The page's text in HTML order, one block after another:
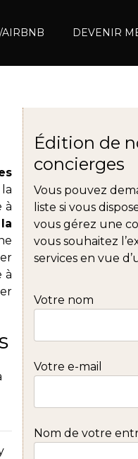
AIRBNB DEVENIR
à
à
Édition de
concierges
Vous pouvez
liste si vous
vous gérez une
vous souhaitez
services en vue
Votre nom
Votre e-mail
Nom de votre